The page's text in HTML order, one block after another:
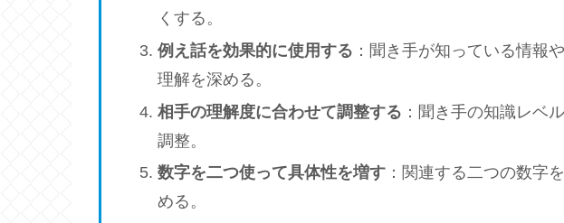
くする。
例え話を効果的に使用する ：聞き手が知っている情報
理解を深める。
相手の理解度に合わせて調整する ：聞き手の知識レベ
調整。
数字を二つ使って具体性を増す：関連する二つの数字
める。